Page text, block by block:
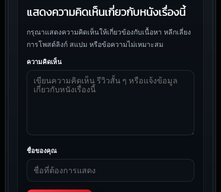
แสดงความคิดเห็นเกี่ยวกับหนังเรื่องนี้
กรุณาแสดงความคิดเห็นให้เกี่ยวข้องกับเนื้อหา หลีกเลี่ยง
การโพสต์ลิงก์ สแปม หรือข้อความไม่เหมาะสม
ความคิดเห็น
ชื่อของคุณ